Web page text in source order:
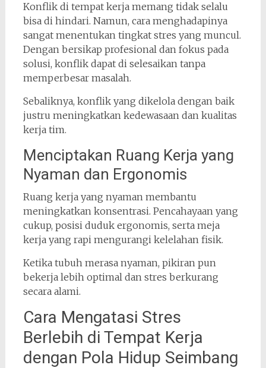
Konflik di tempat kerja memang tidak selalu
bisa di hindari. Namun, cara menghadapinya
sangat menentukan tingkat stres yang muncul.
Dengan bersikap profesional dan fokus pada
solusi, konflik dapat di selesaikan tanpa
memperbesar masalah.
Sebaliknya, konflik yang dikelola dengan baik
justru meningkatkan kedewasaan dan kualitas
kerja tim.
Menciptakan Ruang Kerja yang
Nyaman dan Ergonomis
Ruang kerja yang nyaman membantu
meningkatkan konsentrasi. Pencahayaan yang
cukup, posisi duduk ergonomis, serta meja
kerja yang rapi mengurangi kelelahan fisik.
Ketika tubuh merasa nyaman, pikiran pun
bekerja lebih optimal dan stres berkurang
secara alami.
Cara Mengatasi Stres
Berlebih di Tempat Kerja
dengan Pola Hidup Seimbang